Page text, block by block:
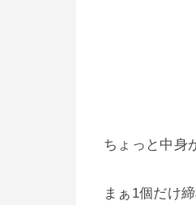
ちょっと中身
まぁ1個だけ